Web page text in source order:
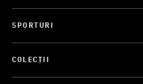
SPORTURI
COLECȚII